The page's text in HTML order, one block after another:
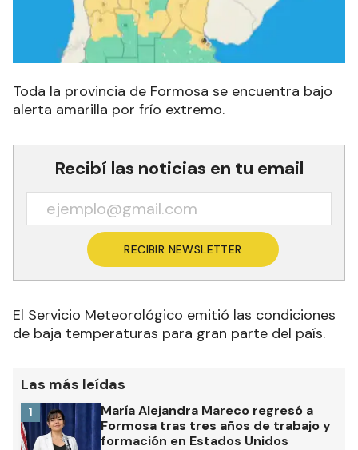
Toda la provincia de Formosa se encuentra bajo
alerta amarilla por frío extremo.
Recibí las noticias en tu email
RECIBIR NEWSLETTER
El Servicio Meteorológico emitió las condiciones
de baja temperaturas para gran parte del país.
Las más leídas
María Alejandra Mareco regresó a
Formosa tras tres años de trabajo y
formación en Estados Unidos
1